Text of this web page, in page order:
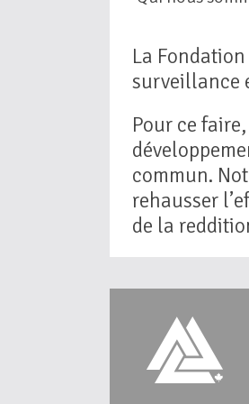
La
surveillance
Pour ce
commun.
rehausser
de la